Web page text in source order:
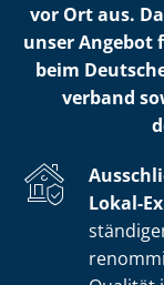
vor Ort aus.
unser Angebot
beim
ver­band
Lokal-